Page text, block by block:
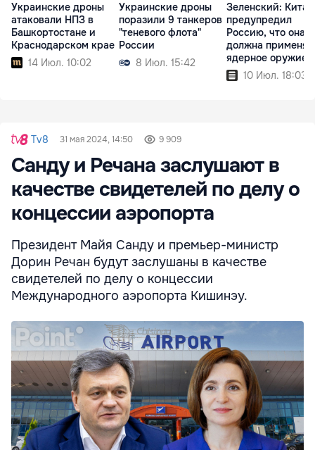
Украинские дроны
атаковали НПЗ в
Башкортостане и
Краснодарском крае
14 Июл. 10:02
Украинские дроны
поразили 9 танкеров
"теневого флота"
России
8 Июл. 15:42
Зеленский: Китай
предупредил
Россию, что она
должна
ядерное оружие
10 Июл. 18:03
Tv8 31 мая 2024, 14:50 9 909
Санду и Речана заслушают в
качестве свидетелей по делу о
концессии аэропорта
Президент Майя Санду и премьер-министр
Дорин Речан будут заслушаны в качестве
свидетелей по делу о концессии
Международного аэропорта Кишинэу.